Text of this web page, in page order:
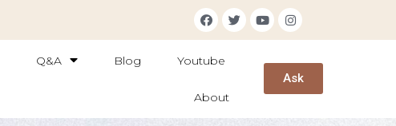
Q&A Blog Youtube
About
Ask